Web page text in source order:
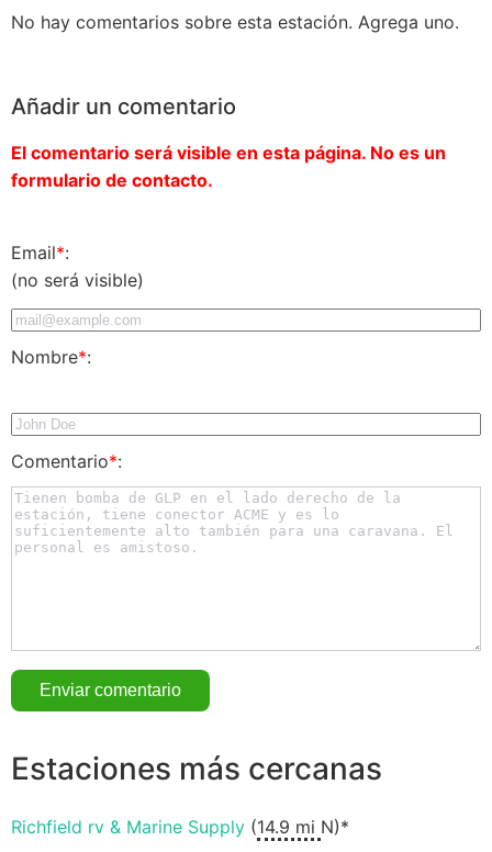
No hay comentarios sobre esta estación. Agrega uno.
Añadir un comentario
El comentario será visible en esta página. No es un
formulario de contacto.
Email*:
(no será visible)
Nombre*:
Comentario*:
Estaciones más cercanas
Richfield rv & Marine Supply (14.9 mi N)*